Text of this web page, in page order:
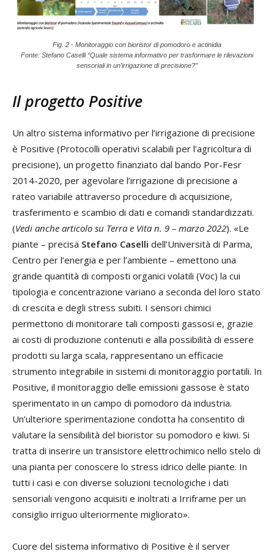
Fig. 2 - Monitoraggio con bioristor di pomodoro e actinidia
Fonte: Stefano Caselli “Quale sistema informativo per trasformare le rilevazioni
sensoriali in un’irrigazione di precisione?”
Il progetto Positive
Un altro sistema informativo per l’irrigazione di precisione
è Positive (Protocolli operativi scalabili per l’agricoltura di
precisione), un progetto finanziato dal bando Por-Fesr
2014-2020, per agevolare l’irrigazione di precisione a
rateo variabile attraverso procedure di acquisizione,
trasferimento e scambio di dati e comandi standardizzati.
(Vedi anche articolo su Terra e Vita n. 9 – marzo 2022). «Le
piante – precisa Stefano Caselli dell’Università di Parma,
Centro per l’energia e per l’ambiente – emettono una
grande quantità di composti organici volatili (Voc) la cui
tipologia e concentrazione variano a seconda del loro stato
di crescita e degli stress subiti. I sensori chimici
permettono di monitorare tali composti gassosi e, grazie
ai costi di produzione contenuti e alla possibilità di essere
prodotti su larga scala, rappresentano un efficacie
strumento integrabile in sistemi di monitoraggio portatili. In
Positive, il monitoraggio delle emissioni gassose è stato
sperimentato in un campo di pomodoro da industria.
Un’ulteriore sperimentazione condotta ha consentito di
valutare la sensibilità del bioristor su pomodoro e kiwi. Si
tratta di inserire un transistore elettrochimico nello stelo di
una pianta per conoscere lo stress idrico delle piante. In
tutti i casi e con diverse soluzioni tecnologiche i dati
sensoriali vengono acquisiti e inoltrati a Irriframe per un
consiglio irriguo ulteriormente migliorato».
Cuore del sistema informativo di Positive è il server